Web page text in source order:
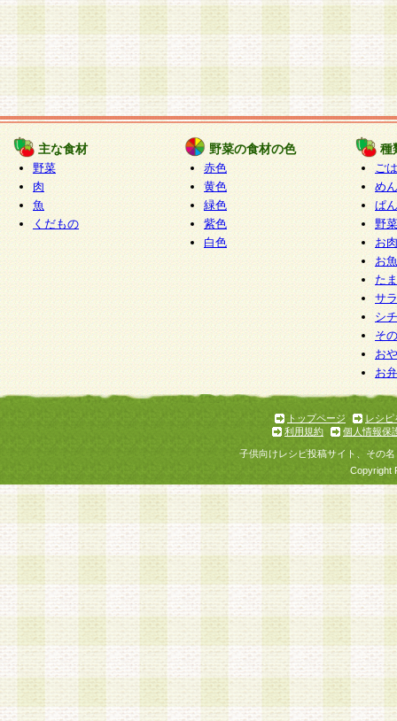
主な食材
野菜
肉
魚
くだもの
野菜の食材の色
赤色
黄色
緑色
紫色
白色
種
ご
めん
ぱん
野
お
お
た
サ
シ
そ
お
お
トップページ
レシピ
利用規約
個人情報保
子供向けレシピ投稿サイト、その
Copyright